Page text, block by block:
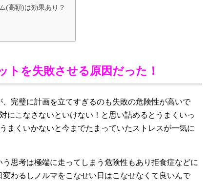
(高額)は効果あり？
トを失敗させる原因だった！
完璧に計画を立てすぎるのも失敗の危険性が高いで
にこなさないといけない！と思い詰めるとうまくいっ
まくいかないと今までたまっていたストレスが一気に
思考は極端に走ってしまう危険性もあり拒食症などに
わるしノルマをこなせい日はこなせなくて良いんで